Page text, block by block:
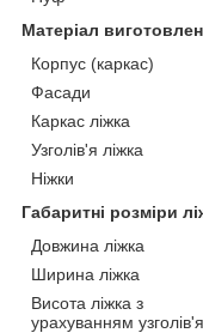
Матеріал
Корпус (каркас)
Фасади
Каркас ліжка
Узголів'я ліжка
Ніжки
Габаритні розміри
Довжина ліжка
Ширина ліжка
Висота ліжка з
урахуванням узголів'я